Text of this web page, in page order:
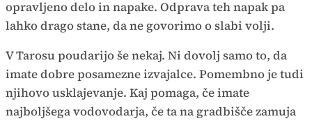
opravljeno delo in napake. Odprava teh napak pa
lahko drago stane, da ne govorimo o slabi volji.
V Tarosu poudarijo še nekaj. Ni dovolj samo to, da
imate dobre posamezne izvajalce. Pomembno je tudi
njihovo usklajevanje. Kaj pomaga, če imate
najboljšega vodovodarja, če ta na gradbišče zamuja